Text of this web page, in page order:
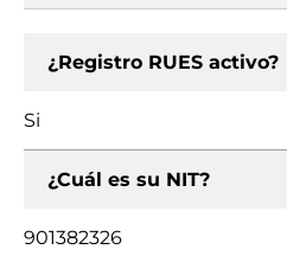
¿Registro RUES activo?
Si
¿Cuál es su NIT?
901382326